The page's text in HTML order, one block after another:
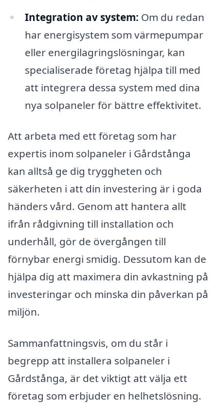
Integration av system: Om du redan
har energisystem som värmepumpar
eller energilagringslösningar, kan
specialiserade företag hjälpa till med
att integrera dessa system med dina
nya solpaneler för bättre effektivitet.
Att arbeta med ett företag som har
expertis inom solpaneler i Gårdstånga
kan alltså ge dig tryggheten och
säkerheten i att din investering är i goda
händers vård. Genom att hantera allt
ifrån rådgivning till installation och
underhåll, gör de övergången till
förnybar energi smidig. Dessutom kan de
hjälpa dig att maximera din avkastning på
investeringar och minska din påverkan på
miljön.
Sammanfattningsvis, om du står i
begrepp att installera solpaneler i
Gårdstånga, är det viktigt att välja ett
företag som erbjuder en helhetslösning.